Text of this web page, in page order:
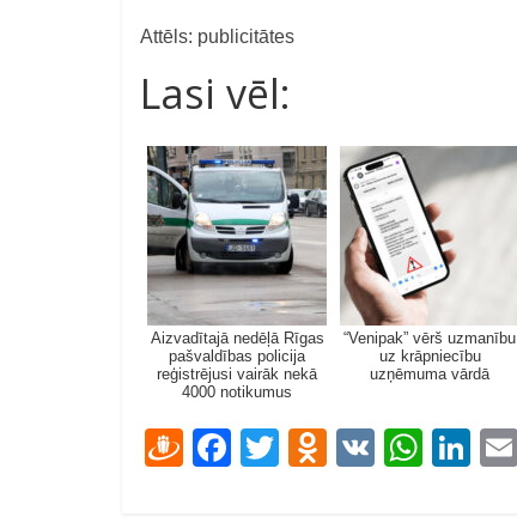
Attēls: publicitātes
Lasi vēl:
Aizvadītajā nedēļā Rīgas
pašvaldības policija
reģistrējusi vairāk nekā
4000 notikumus
“Venipak” vērš uzmanību
uz krāpniecību
uzņēmuma vārdā
D F T O V W Li